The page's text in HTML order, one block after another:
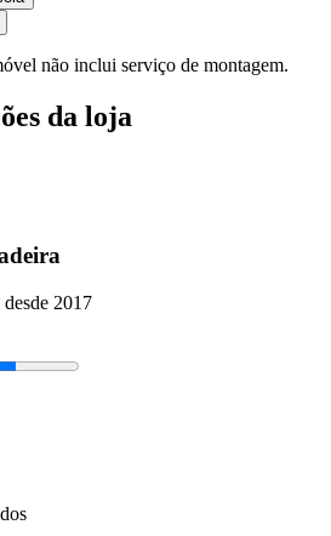
não inclui serviço de montagem.
da loja
2017